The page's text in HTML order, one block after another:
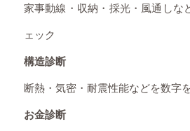
家事動線・収納・採光・風通しな
ェック
構造診断
断熱・気密・耐震性能などを数字
お金診断